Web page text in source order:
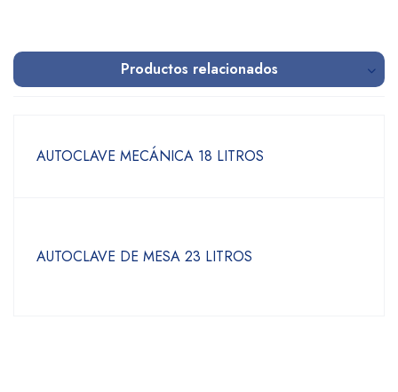
Productos relacionados
AUTOCLAVE MECÁNICA 18 LITROS
AUTOCLAVE DE MESA 23 LITROS